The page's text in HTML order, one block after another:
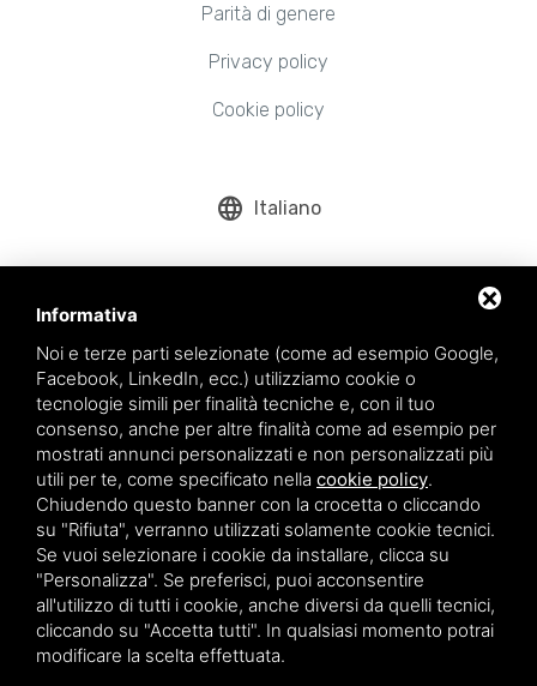
Parità di genere
Privacy policy
Cookie policy
language Italiano
Aqua srl - Via Romea Comunale, 277/A - 45019 Taglio di Po (RO) - P.IVA e
Codice Fiscale: 01200790291
Questo sito è protetto da Google reCAPTCHA v3,Privacy Policye
Terms of Service di Google.
* Inserendo la tua e-mail accetti la nostra privacy policy.
Informativa
Noi e terze parti selezionate (come ad esempio Google,
Facebook, LinkedIn, ecc.) utilizziamo cookie o
tecnologie simili per finalità tecniche e, con il tuo
consenso, anche per altre finalità come ad esempio per
mostrati annunci personalizzati e non personalizzati più
utili per te, come specificato nella cookie policy.
Chiudendo questo banner con la crocetta o cliccando
su "Rifiuta", verranno utilizzati solamente cookie tecnici.
Se vuoi selezionare i cookie da installare, clicca su
"Personalizza". Se preferisci, puoi acconsentire
all'utilizzo di tutti i cookie, anche diversi da quelli tecnici,
cliccando su "Accetta tutti". In qualsiasi momento potrai
modificare la scelta effettuata.